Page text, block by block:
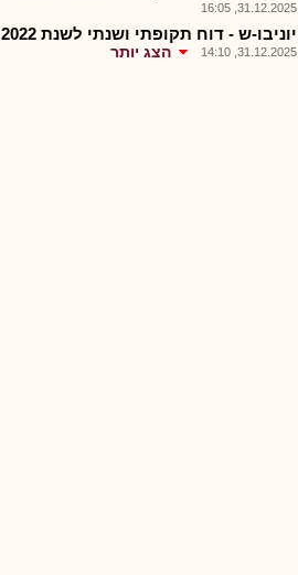
31.12.2025, 16:05
יוניבו-ש - דוח תקופתי ושנתי לשנת 2022
31.12.2025, 14:10 הצג יותר